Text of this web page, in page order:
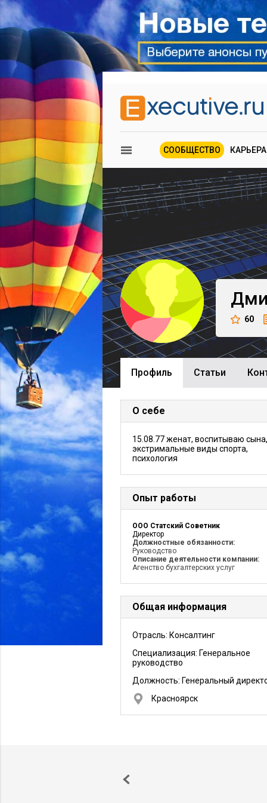
СООБЩЕСТВО КАРЬЕРА
60
Профиль Cтатьи
О себе
15.08.77 женат, воспитываю сына,
экстримальные виды спорта,
психология
Опыт работы
ООО Статский Советник
Директор
Должностные обязанности:
Руководство
Описание деятельности компании:
Агенство бухгалтерских услуг
Общая информация
Отрасль: Консалтинг
Специализация: Генеральное
руководство
Должность: Генеральный
Красноярск